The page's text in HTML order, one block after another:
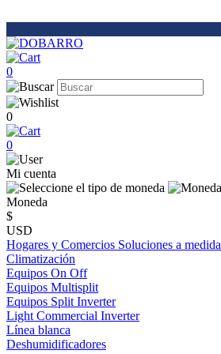
0
0
0
Mi cuenta
Moneda
$
USD
Hogares y Comercios Soluciones a medida
Climatización
Equipos On Off
Equipos Multisplit
Equipos Split Inverter
Light Commercial Inverter
Línea blanca
Deshumidificadores